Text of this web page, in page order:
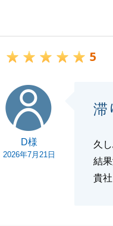
1組目のお客様内覧
5
D様
2026年7月21日
滞
久
結
貴